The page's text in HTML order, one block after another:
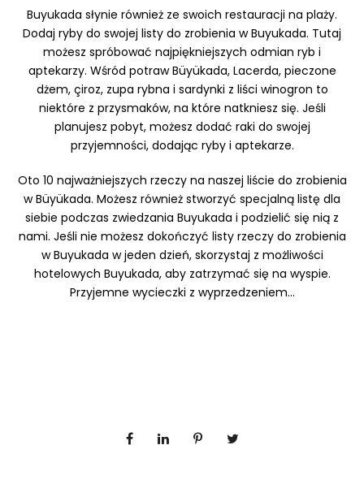
Buyukada słynie również ze swoich restauracji na plaży.
Dodaj ryby do swojej listy do zrobienia w Buyukada. Tutaj
możesz spróbować najpiękniejszych odmian ryb i
aptekarzy. Wśród potraw Büyükada, Lacerda, pieczone
dżem, çiroz, zupa rybna i sardynki z liści winogron to
niektóre z przysmaków, na które natkniesz się. Jeśli
planujesz pobyt, możesz dodać raki do swojej
przyjemności, dodając ryby i aptekarze.
Oto 10 najważniejszych rzeczy na naszej liście do zrobienia
w Büyükada. Możesz również stworzyć specjalną listę dla
siebie podczas zwiedzania Buyukada i podzielić się nią z
nami. Jeśli nie możesz dokończyć listy rzeczy do zrobienia
w Buyukada w jeden dzień, skorzystaj z możliwości
hotelowych Buyukada, aby zatrzymać się na wyspie.
Przyjemne wycieczki z wyprzedzeniem...